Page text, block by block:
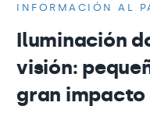
INFORMACIÓN AL
Iluminación
visión:
gran impacto